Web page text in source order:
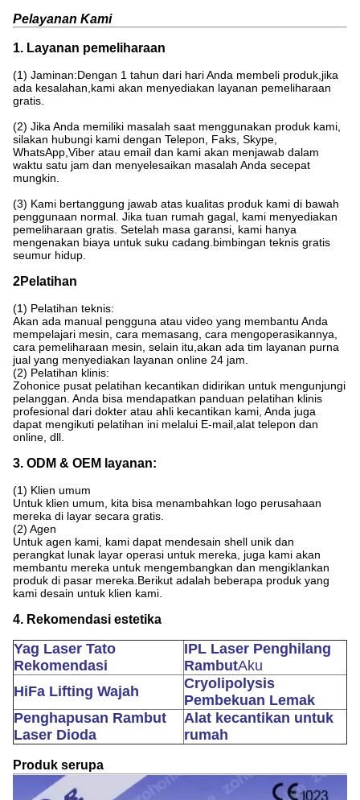
Pelayanan Kami
1. Layanan pemeliharaan
(1) Jaminan:Dengan 1 tahun dari hari Anda membeli produk,jika
ada kesalahan,kami akan menyediakan layanan pemeliharaan
gratis.
(2) Jika Anda memiliki masalah saat menggunakan produk kami,
silakan hubungi kami dengan Telepon, Faks, Skype,
WhatsApp,Viber atau email dan kami akan menjawab dalam
waktu satu jam dan menyelesaikan masalah Anda secepat
mungkin.
(3) Kami bertanggung jawab atas kualitas produk kami di bawah
penggunaan normal. Jika tuan rumah gagal, kami menyediakan
pemeliharaan gratis. Setelah masa garansi, kami hanya
mengenakan biaya untuk suku cadang.bimbingan teknis gratis
seumur hidup.
2Pelatihan
(1) Pelatihan teknis:
Akan ada manual pengguna atau video yang membantu Anda
mempelajari mesin, cara memasang, cara mengoperasikannya,
cara pemeliharaan mesin, selain itu,akan ada tim layanan purna
jual yang menyediakan layanan online 24 jam.
(2) Pelatihan klinis:
Zohonice pusat pelatihan kecantikan didirikan untuk mengunjungi
pelanggan. Anda bisa mendapatkan panduan pelatihan klinis
profesional dari dokter atau ahli kecantikan kami, Anda juga
dapat mengikuti pelatihan ini melalui E-mail,alat telepon dan
online, dll.
3. ODM & OEM layanan:
(1) Klien umum
Untuk klien umum, kita bisa menambahkan logo perusahaan
mereka di layar secara gratis.
(2) Agen
Untuk agen kami, kami dapat mendesain shell unik dan
perangkat lunak layar operasi untuk mereka, juga kami akan
membantu mereka untuk mengembangkan dan mengiklankan
produk di pasar mereka.Berikut adalah beberapa produk yang
kami desain untuk klien kami.
4. Rekomendasi estetika
Yag Laser Tato
Rekomendasi
IPL Laser Penghilang
RambutAku
HiFa Lifting Wajah
Cryolipolysis
Pembekuan Lemak
Penghapusan Rambut
Laser Dioda
Alat kecantikan untuk
rumah
Produk serupa